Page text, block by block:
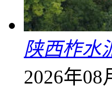
陕西柞水
2026年08